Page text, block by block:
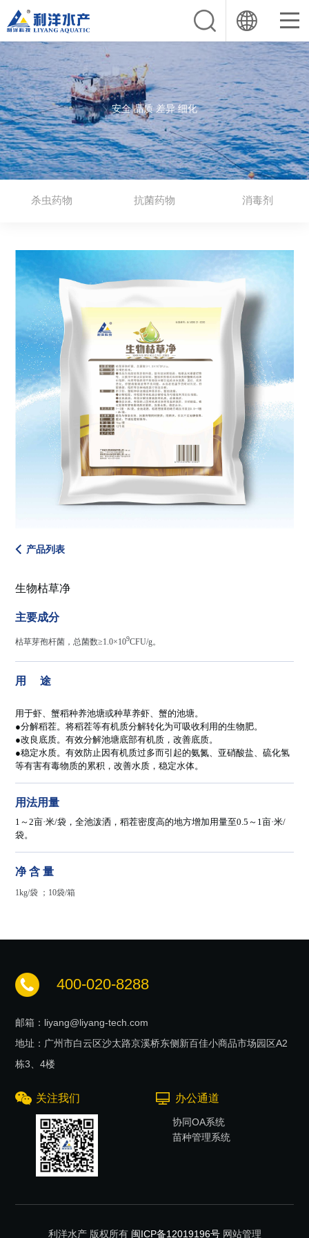
安全 品质 差异 细化
杀虫药物 抗菌药物 消毒剂
产品列表
生物枯草净
主要成分
枯草芽孢杆菌，总菌数≥1.0×109CFU/g。
用 途
用于虾、蟹稻种养池塘或种草养虾、蟹的池塘。
●分解稻茬。将稻茬等有机质分解转化为可吸收利用的生物肥。
●改良底质。有效分解池塘底部有机质，改善底质。
●稳定水质。有效防止因有机质过多而引起的氨氮、亚硝酸盐、硫化氢
等有害有毒物质的累积，改善水质，稳定水体。
用法用量
1～2亩·米/袋，全池泼洒，稻茬密度高的地方增加用量至0.5～1亩·米/
袋。
净 含 量
1kg/袋 ； 10袋/箱
400-020-8288
邮箱：liyang@liyang-tech.com
地址：广州市白云区沙太路京溪桥东侧新百佳小商品市场园区A2
栋3、4楼
关注我们 办公通道
协同OA系统
苗种管理系统
利洋水产 版权所有 闽ICP备12019196号网站管理